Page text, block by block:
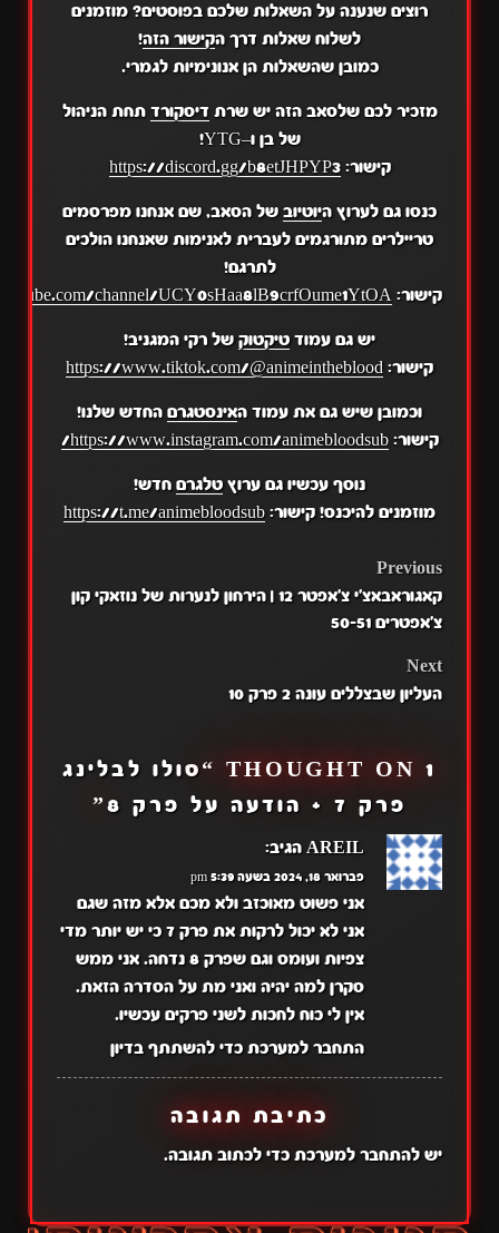
רוצים שנענה על השאלות שלכם בפוסטים? מוזמנים
לשלוח שאלות דרך הקישור הזה!
כמובן שהשאלות הן אנונימיות לגמרי.
מזכיר לכם שלסאב הזה יש שרת דיסקורד תחת הניהול
של בן ו–YTG!
קישור:https://discord.gg/b8etJHPYP3
כנסו גם לערוץ היוטיובשל הסאב, שם אנחנו מפרסמים
טריילרים מתורגמים לעברית לאנימות שאנחנו הולכים
לתרגם!
קישור: channel/UCY0sHaa8lB9crfOume1YtOA
יש גם עמודטיקטוקשל רקי המגניב!
קישור: https://www.tiktok.com/@animeintheblood
וכמובן שיש גם את עמוד האינסטגרם החדש שלנו!
קישור:https://www.instagram.com/animebloodsub/
נוסף עכשיו גם ערוץטלגרםחדש!
מוזמנים להיכנס! קישור: https://t.me/animebloodsub
POST
NAVIGATION
Previous
קאגוראבאצ'י צ'אפטר 12 | הירחון לנערות של נוזאקי קון
צ'אפטרים 50-51
Next
העליון שבצללים עונה 2 פרק 10
1 THOUGHT ON “
סולו לבלינג
פרק 7 + הודעה על פרק 8
”
AREIL הגיב:
פברואר 18, 2024 בשעה 5:39 pm
אני פשוט מאוכזב ולא מכם אלא מזה שגם
אני לא יכול לרקות את פרק 7 כי יש יותר מדי
צפיות ועומס וגם שפרק 8 נדחה. אני ממש
סקרן למה יהיה ואני מת על הסדרה הזאת.
אין לי כוח לחכות לשני פרקים עכשיו.
התחבר למערכת כדי להשתתף בדיון
כתיבת תגובה
יש להתחבר למערכתכדי לכתוב תגובה.